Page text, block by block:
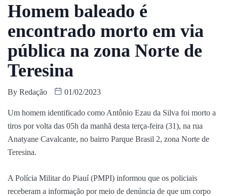
Homem baleado é
encontrado morto em via
pública na zona Norte de
Teresina
By Redação 01/02/2023
Um homem identificado como Antônio Ezau da Silva foi morto a
tiros por volta das 05h da manhã desta terça-feira (31), na rua
Anatyane Cavalcante, no bairro Parque Brasil 2, zona Norte de
Teresina.
A Polícia Militar do Piauí (PMPI) informou que os policiais
receberam a informação por meio de denúncia de que um corpo